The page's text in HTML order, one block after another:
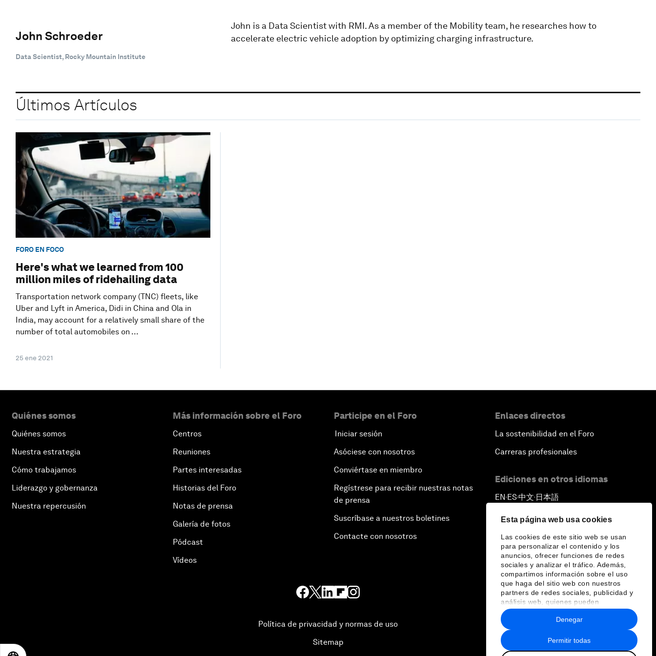
Esta página web usa cookies
Las cookies de este sitio web se usan
para personalizar el contenido y los
anuncios, ofrecer funciones de redes
sociales y analizar el tráfico. Además,
compartimos información sobre el uso
que haga del sitio web con nuestros
partners de redes sociales, publicidad y
análisis web, quienes pueden
combinarla con otra información que les
haya proporcionado o que hayan
recopilado a partir del uso que haya
hecho de sus servicios.
Permitir todas
Denegar
John Schroeder
Data Scientist, Rocky Mountain Institute
John is a Data Scientist with RMI. As a member of the Mobility team, he researches how to
accelerate electric vehicle adoption by optimizing charging infrastructure.
Últimos Artículos
FORO EN FOCO
Here's what we learned from 100
million miles of ridehailing data
Transportation network company (TNC) fleets, like
Uber and Lyft in America, Didi in China and Ola in
India, may account for a relatively small share of the
number of total automobiles on ...
25 ene 2021
Quiénes somos
Quiénes somos
Nuestra estrategia
Cómo trabajamos
Liderazgo y gobernanza
Nuestra repercusión
Más información sobre el Foro
Centros
Reuniones
Partes interesadas
Historias del Foro
Notas de prensa
Galería de fotos
Pódcast
Vídeos
Participe en el Foro
Iniciar sesión
Asóciese con nosotros
Conviértase en miembro
Regístrese para recibir nuestras notas
de prensa
Suscríbase a nuestros boletines
Contacte con nosotros
Enlaces directos
La sostenibilidad en el Foro
Carreras profesionales
Ediciones en otros idiomas
EN ▪ ES▪中文▪ 日本語
Política de privacidad y normas de uso
Sitemap